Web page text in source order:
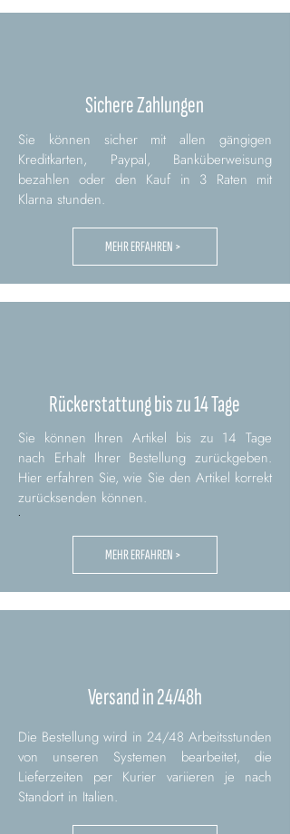
Sichere Zahlungen
Sie können sicher mit allen gängigen
Kreditkarten, Paypal, Banküberweisung
bezahlen oder den Kauf in 3 Raten mit
Klarna stunden.
MEHR ERFAHREN >
Rückerstattung bis zu 14 Tage
Sie können Ihren Artikel bis zu 14 Tage
nach Erhalt Ihrer Bestellung zurückgeben.
Hier erfahren Sie, wie Sie den Artikel korrekt
zurücksenden können.
MEHR ERFAHREN >
Versand in 24/48h
Die Bestellung wird in 24/48 Arbeitsstunden
von unseren Systemen bearbeitet, die
Lieferzeiten per Kurier variieren je nach
Standort in Italien.